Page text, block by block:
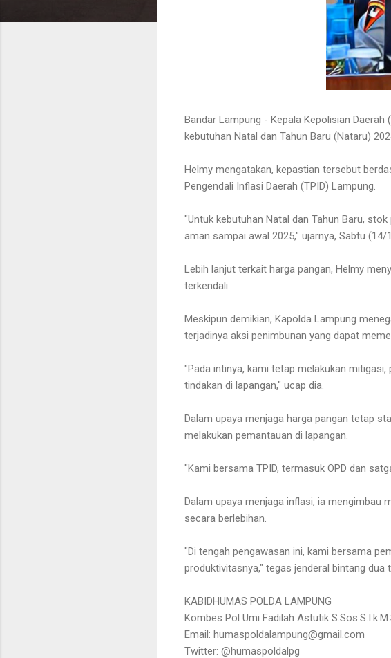
Bandar Lampung - Kepala Kepolisian
kebutuhan Natal dan Tahun Baru (Nataru)
Helmy mengatakan, kepastian tersebut
Pengendali Inflasi Daerah (TPID) Lampung.
"Untuk kebutuhan Natal dan Tahun Baru,
aman sampai awal 2025," ujarnya, Sabtu (14/
Lebih lanjut terkait harga pangan, Helmy
terkendali.
Meskipun demikian, Kapolda Lampung
terjadinya aksi penimbunan yang dapat
"Pada intinya, kami tetap melakukan
tindakan di lapangan," ucap dia.
Dalam upaya menjaga harga pangan tetap
melakukan pemantauan di lapangan.
"Kami bersama TPID, termasuk OPD dan
Dalam upaya menjaga inflasi, ia mengimbau
secara berlebihan.
"Di tengah pengawasan ini, kami bersama
produktivitasnya," tegas jenderal bintang dua
KABIDHUMAS POLDA LAMPUNG
Kombes Pol Umi Fadilah Astutik
Email: humaspoldalampung@gmail.com
Twitter: @humaspoldalpg